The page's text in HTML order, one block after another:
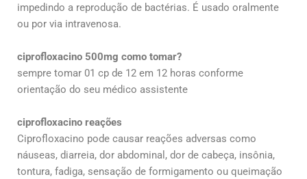
impedindo a reprodução de bactérias. É usado oralmente
ou por via intravenosa.
ciprofloxacino 500mg como tomar?
sempre tomar 01 cp de 12 em 12 horas conforme
orientação do seu médico assistente
ciprofloxacino reações
Ciprofloxacino pode causar reações adversas como
náuseas, diarreia, dor abdominal, dor de cabeça, insônia,
tontura, fadiga, sensação de formigamento ou queimação